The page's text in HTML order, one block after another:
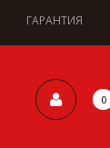
ГАРАНТИЯ
0